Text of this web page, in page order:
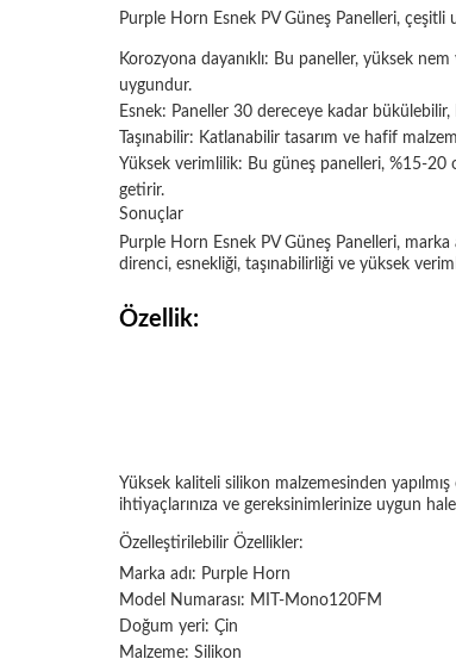
Purple Horn Esnek PV Güneş Panelleri,
Korozyona dayanıklı: Bu paneller, yüksek
uygundur.
Esnek: Paneller 30 dereceye kadar
Taşınabilir: Katlanabilir tasarım ve hafif
Yüksek verimlilik: Bu güneş panelleri, %15-
getirir.
Sonuçlar
Purple Horn Esnek PV Güneş Panelleri,
direnci, esnekliği, taşınabilirliği ve yüksek
Özellik:
Yüksek kaliteli silikon malzemesinden
ihtiyaçlarınıza ve gereksinimlerinize uygun
Özelleştirilebilir Özellikler:
Marka adı: Purple Horn
Model Numarası: MIT-Mono120FM
Doğum yeri: Çin
Malzeme: Silikon